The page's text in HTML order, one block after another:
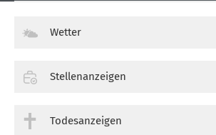
Wetter
Stellenanzeigen
Todesanzeigen